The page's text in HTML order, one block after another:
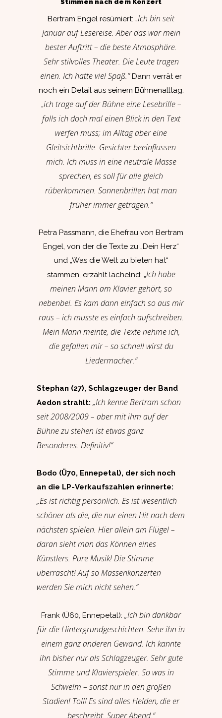
Stimmen nach dem Konzert
Bertram Engel resümiert: „Ich bin seit
Januar auf Lesereise. Aber das war mein
bester Auftritt – die beste Atmosphäre.
Sehr stilvolles Theater. Die Leute tragen
einen. Ich hatte viel Spaß.“Dann verrät er
noch ein Detail aus seinem Bühnenalltag:
„ich trage auf der Bühne eine Lesebrille –
falls ich doch mal einen Blick in den Text
werfen muss; im Alltag aber eine
Gleitsichtbrille. Gesichter beeinflussen
mich. Ich muss in eine neutrale Masse
sprechen, es soll für alle gleich
rüberkommen. Sonnenbrillen hat man
früher immer getragen.“
Petra Passmann, die Ehefrau von Bertram
Engel, von der die Texte zu „Dein Herz“
und „Was die Welt zu bieten hat“
stammen, erzählt lächelnd: „Ich habe
meinen Mann am Klavier gehört, so
nebenbei. Es kam dann einfach so aus mir
raus – ich musste es einfach aufschreiben.
Mein Mann meinte, die Texte nehme ich,
die gefallen mir – so schnell wirst du
Liedermacher.“
Stephan (27), Schlagzeuger der Band
Aedon strahlt: „Ich kenne Bertram schon
seit 2008/2009 – aber mit ihm auf der
Bühne zu stehen ist etwas ganz
Besonderes. Definitiv!“
Bodo (Ü70, Ennepetal), der sich noch
an die LP-Verkaufszahlen erinnerte:
„Es ist richtig persönlich. Es ist wesentlich
schöner als die, die nur einen Hit nach dem
nächsten spielen. Hier allein am Flügel –
daran sieht man das Können eines
Künstlers. Pure Musik! Die Stimme
überrascht! Auf so Massenkonzerten
werden Sie mich nicht sehen.“
Frank (Ü60, Ennepetal): „Ich bin dankbar
für die Hintergrundgeschichten. Sehe ihn in
einem ganz anderen Gewand. Ich kannte
ihn bisher nur als Schlagzeuger. Sehr gute
Stimme und Klavierspieler. So was in
Schwelm – sonst nur in den großen
Stadien! Toll! Es sind alles Helden, die er
beschreibt. Super Abend.“